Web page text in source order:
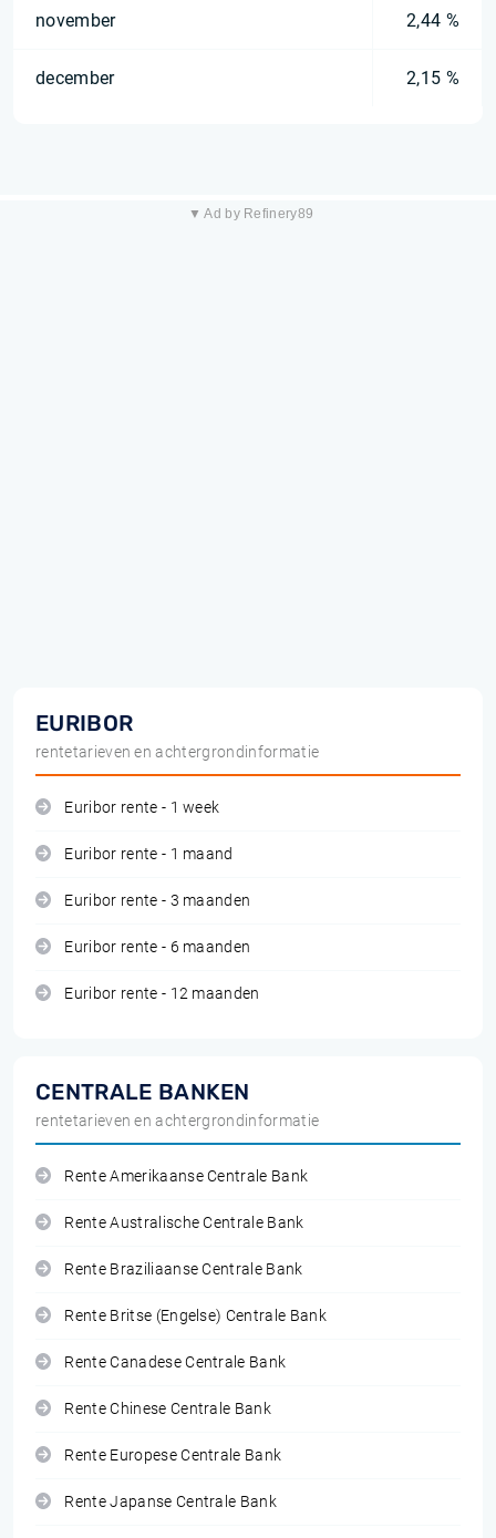
november 2,44 %
december 2,15 %
▼ Ad by Refinery89
EURIBOR
rentetarieven en achtergrondinformatie
Euribor rente - 1 week
Euribor rente - 1 maand
Euribor rente - 3 maanden
Euribor rente - 6 maanden
Euribor rente - 12 maanden
CENTRALE BANKEN
rentetarieven en achtergrondinformatie
Rente Amerikaanse Centrale Bank
Rente Australische Centrale Bank
Rente Braziliaanse Centrale Bank
Rente Britse (Engelse) Centrale Bank
Rente Canadese Centrale Bank
Rente Chinese Centrale Bank
Rente Europese Centrale Bank
Rente Japanse Centrale Bank